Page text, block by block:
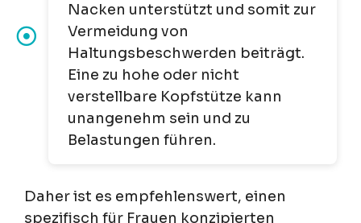
Nacken unterstützt und somit zur
Vermeidung von
Haltungsbeschwerden beiträgt.
Eine zu hohe oder nicht
verstellbare Kopfstütze kann
unangenehm sein und zu
Belastungen führen.
Daher ist es empfehlenswert, einen
spezifisch für Frauen konzipierten